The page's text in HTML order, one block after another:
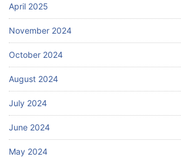
April 2025
November 2024
October 2024
August 2024
July 2024
June 2024
May 2024